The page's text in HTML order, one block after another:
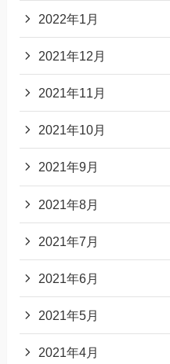
2022年1月
2021年12月
2021年11月
2021年10月
2021年9月
2021年8月
2021年7月
2021年6月
2021年5月
2021年4月